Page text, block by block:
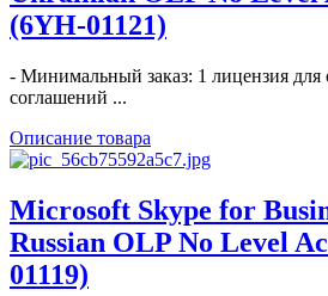
(6YH-01121)
- Минимальный заказ: 1 лицензия
соглашений ...
Описание товара
Microsoft Skype for
Russian OLP No Level
01119)